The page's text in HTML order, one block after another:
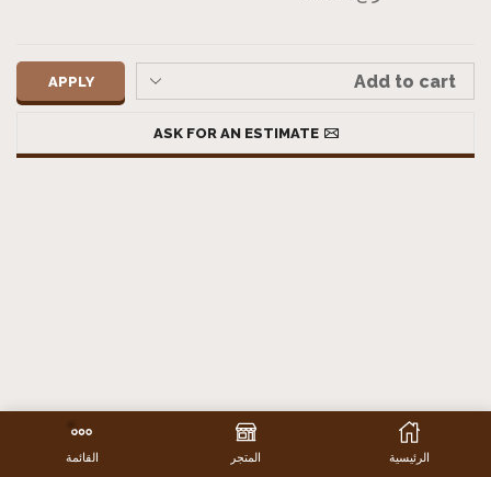
APPLY
ASK FOR AN ESTIMATE
الرئيسية المتجر القائمة